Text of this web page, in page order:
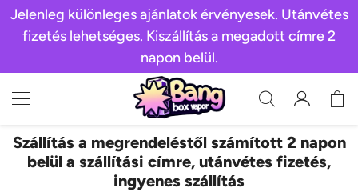
Jelenleg különleges ajánlatok érvényesek. Utánvétes
fizetés lehetséges. Kiszállítás a megadott címre 2
napon belül.
Szállítás a megrendeléstől számított 2 napon
belül a szállítási címre, utánvétes fizetés,
ingyenes szállítás